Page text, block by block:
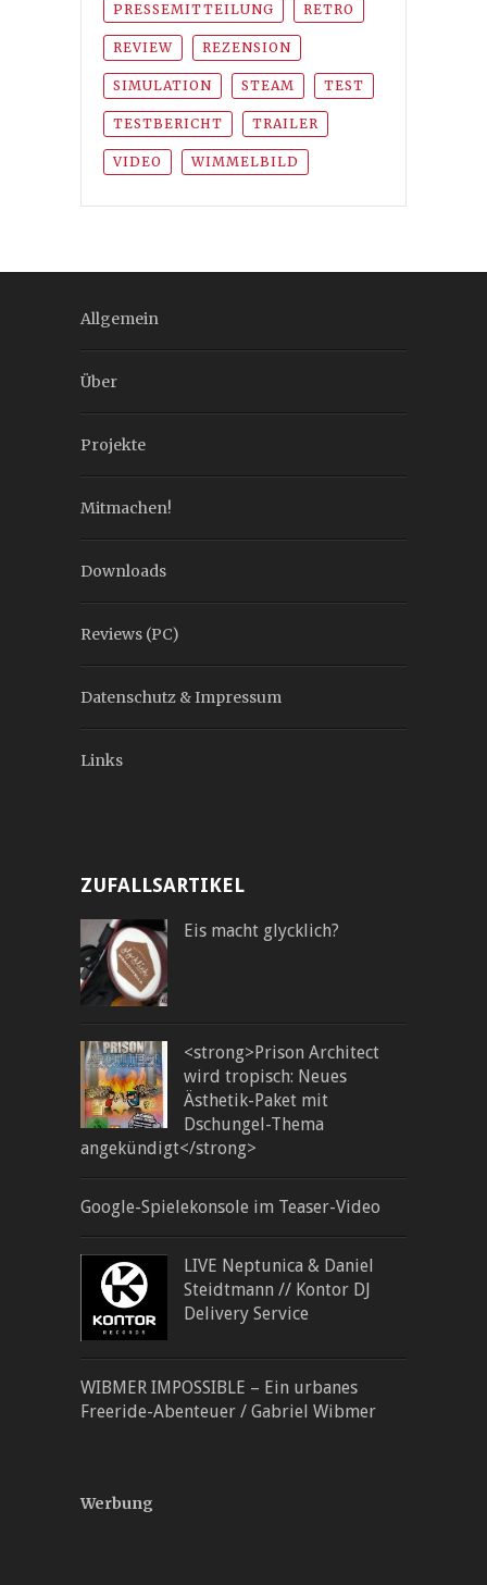
PRESSEMITTEILUNG RETRO
REVIEW REZENSION
SIMULATION STEAM TEST
TESTBERICHT TRAILER
VIDEO WIMMELBILD
Allgemein
Über
Projekte
Mitmachen!
Downloads
Reviews (PC)
Datenschutz & Impressum
Links
ZUFALLSARTIKEL
Eis macht glycklich?
<strong>Prison Architect
wird tropisch: Neues
Ästhetik-Paket mit
Dschungel-Thema
angekündigt</strong>
Google-Spielekonsole im Teaser-Video
LIVE Neptunica & Daniel
Steidtmann // Kontor DJ
Delivery Service
WIBMER IMPOSSIBLE – Ein urbanes
Freeride-Abenteuer / Gabriel Wibmer
Werbung